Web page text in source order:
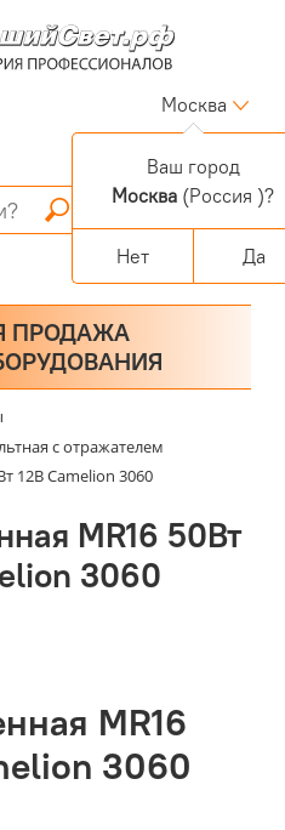
Москва
Войти
Регистрация
Корзина
0 позиций
Персональный раздел
ПРОДАЖА
с отражателем
12В Camelion 3060
MR16 50Вт
3060
MR16
3060
Ваш город
Москва (Россия )?
Нет Да